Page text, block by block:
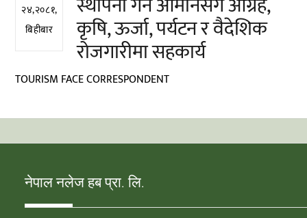
२४,२०८१,
बिहीबार
कृषि, ऊर्जा, पर्यटन र वैदेशिक
रोजगारीमा सहकार्य
TOURISM FACE CORRESPONDENT
नेपाल नलेज हब प्रा. लि.